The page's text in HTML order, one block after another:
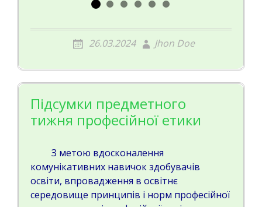
26.03.2024 Jhon Doe
Підсумки предметного
тижня професійної етики
З метою вдосконалення
комунікативних навичок здобувачів
освіти, впровадження в освітнє
середовище принципів і норм професійної